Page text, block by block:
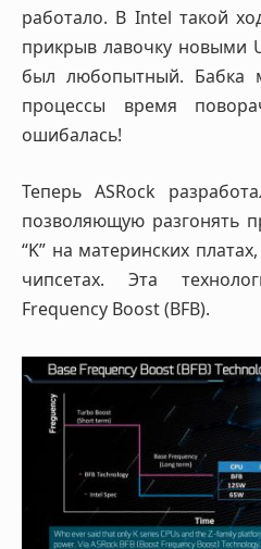
работало. В Intel такой
прикрыв лавочку новыми
был любопытный. Бабка
процессы время
ошибалась!
Теперь ASRock
позволяющую разгонять
“K” на материнских
чипсетах. Эта
Frequency Boost (BFB).